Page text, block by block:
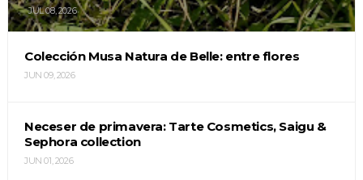
JUL 08, 2026
Colección Musa Natura de Belle: entre flores
JUN 09, 2026
Neceser de primavera: Tarte Cosmetics, Saigu &
Sephora collection
JUN 01, 2026